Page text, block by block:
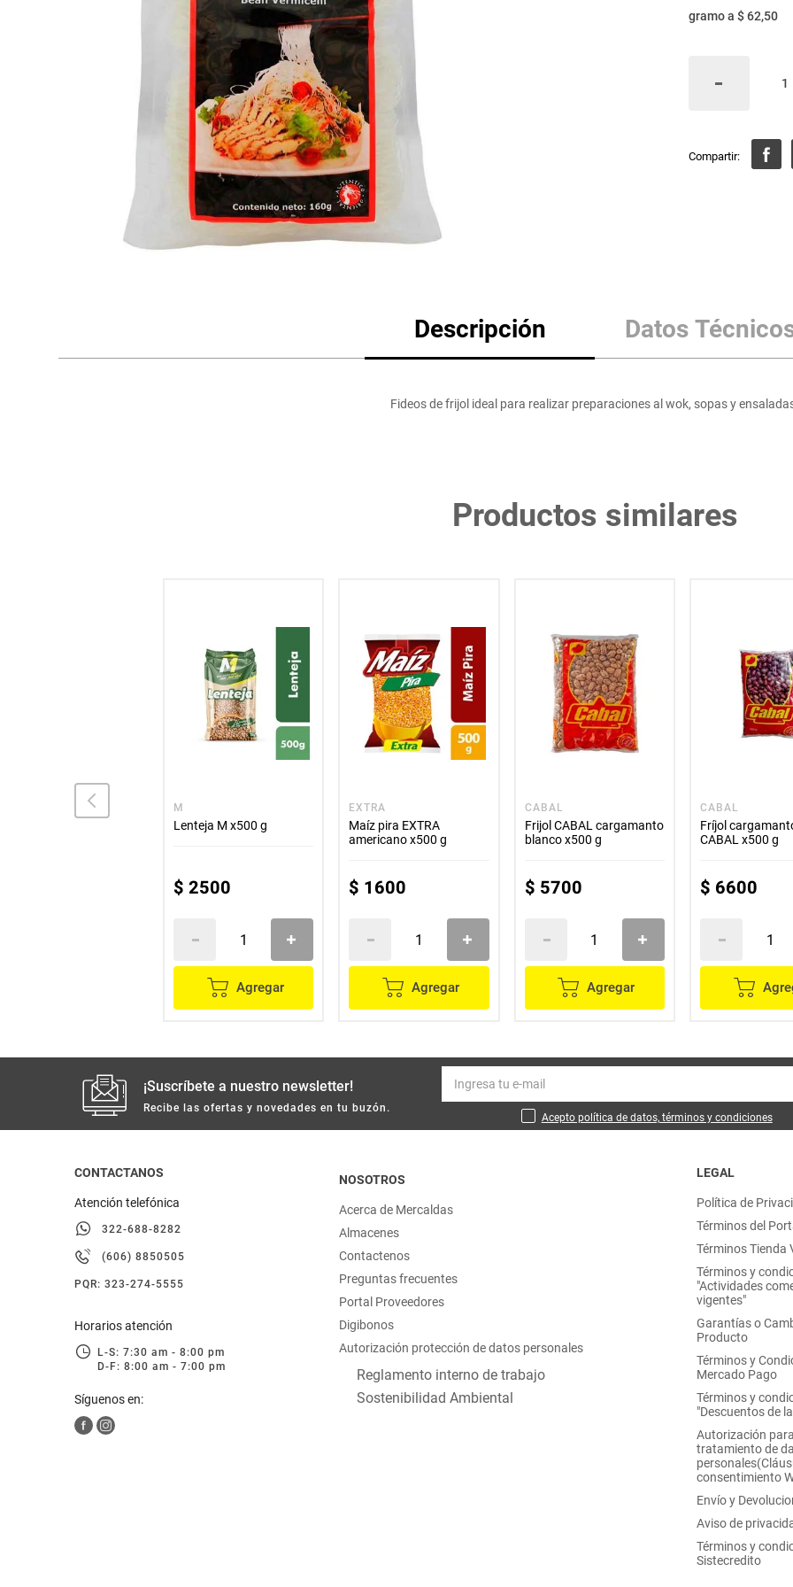
lácteos y refrigerados
vinos y licores
mascotas
otros
gramoa $ 62,50
Descripción Datos
Fideos de frijol ideal para realizar preparaciones al wok, sopas y
Productos similares
M
Lenteja M x500 g
$ 2500
Agregar
EXTRA
Maíz pira EXTRA
americano x500 g
$ 1600
Agregar
CABAL
Frijol CABAL cargamanto
blanco x500 g
$ 5700
Agregar
CABAL
Fríjol
CABAL x500 g
$ 6600
¡Suscríbete a nuestro newsletter!
Recibe las ofertas y novedades en tu buzón.
Acepto política de datos, términos y condiciones
CONTACTANOS
Atención telefónica
322-688-8282
(606) 8850505
PQR: 323-274-5555
Horarios atención
L-S: 7:30 am - 8:00 pm
D-F: 8:00 am - 7:00 pm
Síguenos en:
NOSOTROS
Acerca de Mercaldas
Almacenes
Contactenos
Preguntas frecuentes
Portal Proveedores
Digibonos
Autorización protección de datos personales
Reglamento interno de trabajo
Sostenibilidad Ambiental
LEGAL
Política de
Términos del
Términos Tienda
Términos y
"Actividades
vigentes"
Garantías o
Producto
Términos y
Mercado Pago
Términos y
"Descuentos de
Autorización
tratamiento de
consentimiento
Envío y
Aviso de
Términos y
Sistecredito
Arroz